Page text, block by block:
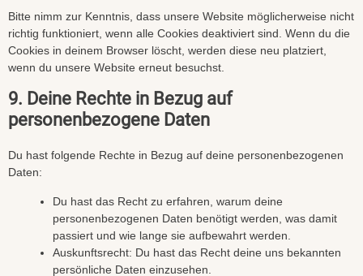
Bitte nimm zur Kenntnis, dass unsere Website möglicherweise nicht
richtig funktioniert, wenn alle Cookies deaktiviert sind. Wenn du die
Cookies in deinem Browser löscht, werden diese neu platziert,
wenn du unsere Website erneut besuchst.
9. Deine Rechte in Bezug auf
personenbezogene Daten
Du hast folgende Rechte in Bezug auf deine personenbezogenen
Daten:
Du hast das Recht zu erfahren, warum deine
personenbezogenen Daten benötigt werden, was damit
passiert und wie lange sie aufbewahrt werden.
Auskunftsrecht: Du hast das Recht deine uns bekannten
persönliche Daten einzusehen.